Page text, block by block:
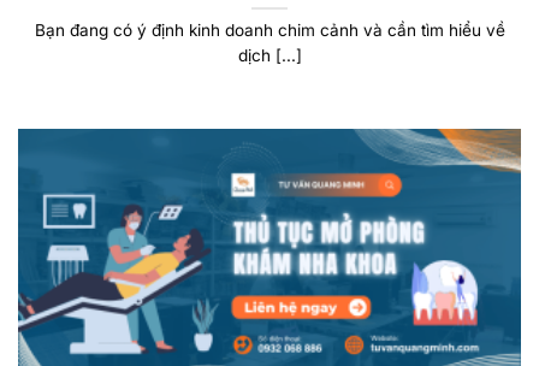
Bạn đang có ý định kinh doanh chim cảnh và cần tìm hiểu về
dịch [...]